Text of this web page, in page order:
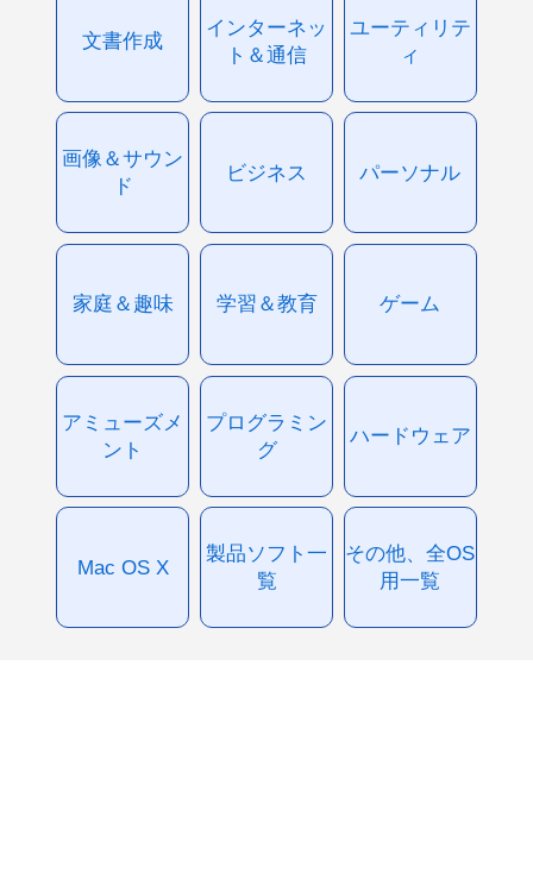
文書作成
インターネッ
ト＆通信
ユーティリテ
ィ
画像＆サウン
ド
ビジネス パーソナル
家庭＆趣味 学習＆教育 ゲーム
アミューズメ
ント
プログラミン
グ
ハードウェア
Mac OS X
製品ソフト一
覧
その他、全OS
用一覧